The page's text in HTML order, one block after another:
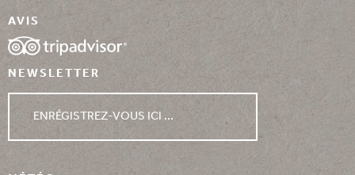
AVIS
NEWSLETTER
ENRÉGISTREZ-VOUS ICI ...